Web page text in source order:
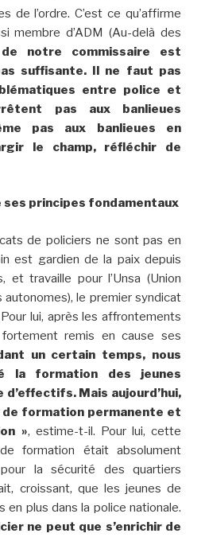
de l’ordre. C’est ce qu’affirme
membre d’ADM (Au-delà des
de notre commissaire est
suffisante. Il ne faut pas
entre police et
pas aux banlieues
pas aux banlieues en
le champ, réfléchir de
ses principes fondamentaux
de policiers ne sont pas en
est gardien de la paix depuis
et travaille pour l’Unsa (Union
le premier syndicat
lui, après les affrontements
remis en cause ses
un certain temps, nous
la formation des jeunes
d’effectifs. Mais aujourd’hui,
de formation permanente et
», estime-t-il. Pour lui, cette
formation était absolument
la sécurité des quartiers
croissant, que les jeunes de
en plus dans la police nationale.
ne peut que s’enrichir de